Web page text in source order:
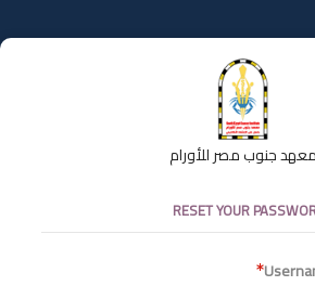
معهد جنوب مصر للأورام
RESET YOUR